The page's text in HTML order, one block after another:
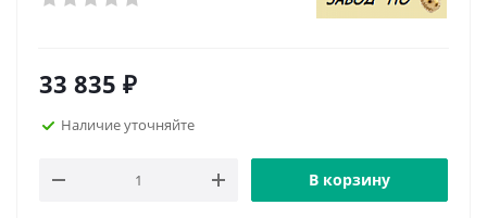
33 835 ₽
Наличие уточняйте
В корзину